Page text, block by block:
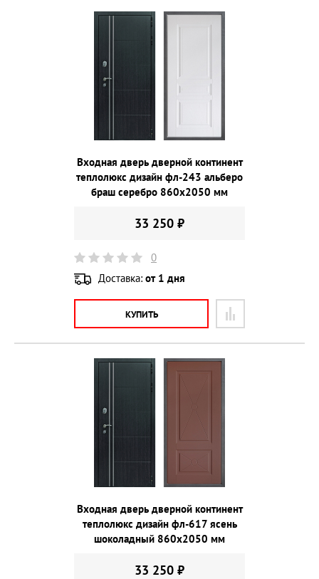
Входная дверь дверной континент
теплолюкс дизайн фл-243 альберо
браш серебро 860х2050 мм
33 250 ₽
0
Доставка: от 1 дня
КУПИТЬ
Входная дверь дверной континент
теплолюкс дизайн фл-617 ясень
шоколадный 860х2050 мм
33 250 ₽